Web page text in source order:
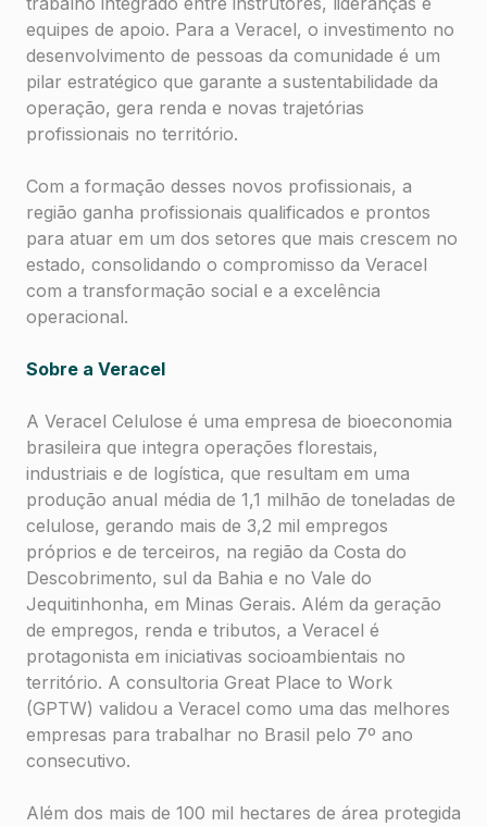
equipes de apoio. Para a Veracel, o investimento no
desenvolvimento de pessoas da comunidade é um
pilar estratégico que garante a sustentabilidade da
operação, gera renda e novas trajetórias
profissionais no território.
Com a formação desses novos profissionais, a
região ganha profissionais qualificados e prontos
para atuar em um dos setores que mais crescem no
estado, consolidando o compromisso da Veracel
com a transformação social e a excelência
operacional.
Sobre a Veracel
A Veracel Celulose é uma empresa de bioeconomia
brasileira que integra operações florestais,
industriais e de logística, que resultam em uma
produção anual média de 1,1 milhão de toneladas de
celulose, gerando mais de 3,2 mil empregos
próprios e de terceiros, na região da Costa do
Descobrimento, sul da Bahia e no Vale do
Jequitinhonha, em Minas Gerais. Além da geração
de empregos, renda e tributos, a Veracel é
protagonista em iniciativas socioambientais no
território. A consultoria Great Place to Work
(GPTW) validou a Veracel como uma das melhores
empresas para trabalhar no Brasil pelo 7º ano
consecutivo.
Além dos mais de 100 mil hectares de área protegida